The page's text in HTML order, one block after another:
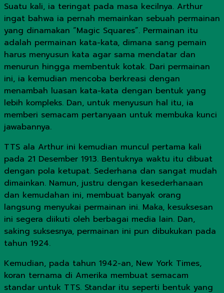
Suatu kali, ia teringat pada masa kecilnya. Arthur
ingat bahwa ia pernah memainkan sebuah permainan
yang dinamakan “Magic Squares”. Permainan itu
adalah permainan kata-kata, dimana sang pemain
harus menyusun kata agar sama mendatar dan
menurun hingga membentuk kotak. Dari permainan
ini, ia kemudian mencoba berkreasi dengan
menambah luasan kata-kata dengan bentuk yang
lebih kompleks. Dan, untuk menyusun hal itu, ia
memberi semacam pertanyaan untuk membuka kunci
jawabannya.
TTS ala Arthur ini kemudian muncul pertama kali
pada 21 Desember 1913. Bentuknya waktu itu dibuat
dengan pola ketupat. Sederhana dan sangat mudah
dimainkan. Namun, justru dengan kesederhanaan
dan kemudahan ini, membuat banyak orang
langsung menyukai permainan ini. Maka, kesuksesan
ini segera diikuti oleh berbagai media lain. Dan,
saking suksesnya, permainan ini pun dibukukan pada
tahun 1924.
Kemudian, pada tahun 1942-an, New York Times,
koran ternama di Amerika membuat semacam
standar untuk TTS. Standar itu seperti bentuk yang